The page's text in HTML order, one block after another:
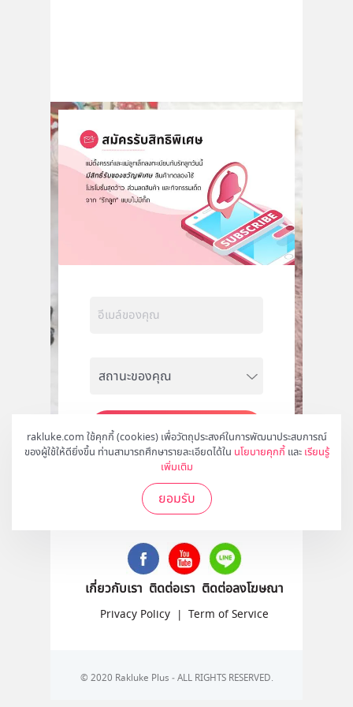
rakluke.com ใช้คุกกี้ (cookies) เพื่อวัตถุประสงค์ในการพัฒนาประสบการณ์
ของผู้ใช้ให้ดียิ่งขึ้น ท่านสามารถศึกษารายละเอียดได้ใน นโยบายคุกกี้ และ เรียนรู้
เพิ่มเติม
ยอมรับ
สมัคร
ติดตามเราได้ที่
เกี่ยวกับเรา ติดต่อเรา ติดต่อลงโฆษณา
Privacy Policy | Term of Service
© 2020 Rakluke Plus - ALL RIGHTS RESERVED.